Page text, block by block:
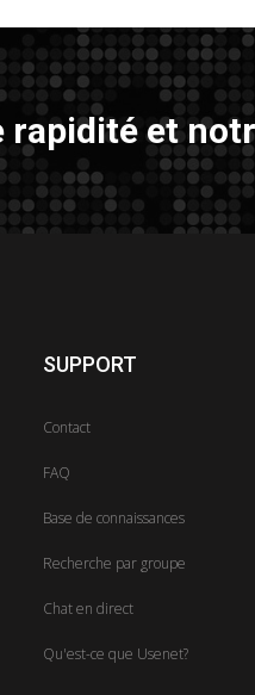
rapidité et
SUPPORT
Contact
FAQ
Base de connaissances
Recherche par groupe
Chat en direct
Qu'est-ce que Usenet?